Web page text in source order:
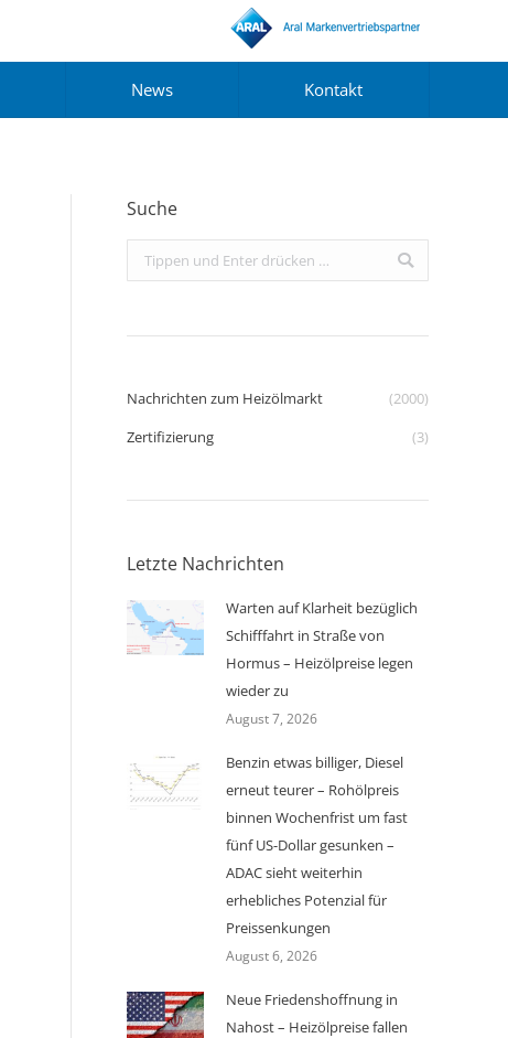
News Kontakt
Suche
Search:
Nachrichten zum Heizölmarkt
(2000)
Zertifizierung
(3)
Letzte Nachrichten
Warten auf Klarheit bezüglich
Schifffahrt in Straße von
Hormus – Heizölpreise legen
wieder zu
August 7, 2026
Benzin etwas billiger, Diesel
erneut teurer – Rohölpreis
binnen Wochenfrist um fast
fünf US-Dollar gesunken –
ADAC sieht weiterhin
erhebliches Potenzial für
Preissenkungen
August 6, 2026
Neue Friedenshoffnung in
Nahost – Heizölpreise fallen